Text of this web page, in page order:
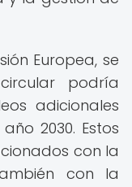
Europea, se
podría
adicionales
2030. Estos
con la
con la